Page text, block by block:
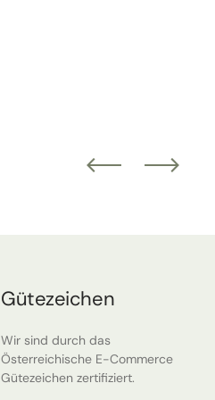
Gütezeichen
Wir sind durch das
Österreichische E-Commerce
Gütezeichen zertifiziert.